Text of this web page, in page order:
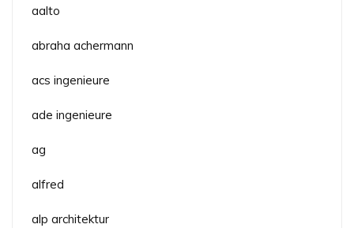
aalto
abraha achermann
acs ingenieure
ade ingenieure
ag
alfred
alp architektur